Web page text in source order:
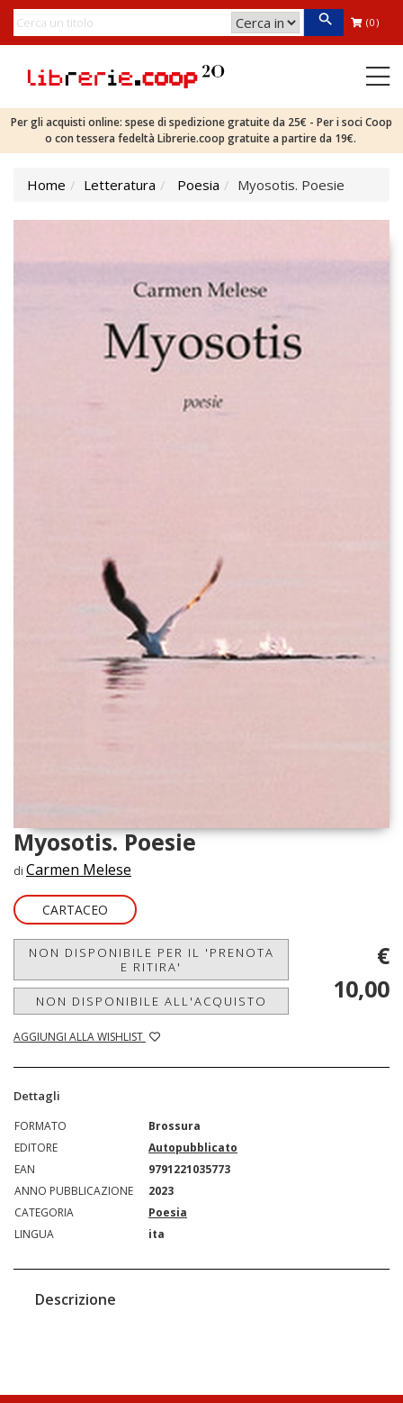
(0)
Per gli acquisti online: spese di spedizione gratuite da 25€ - Per i soci Coop
o con tessera fedeltà Librerie.coop gratuite a partire da 19€.
Home Letteratura Poesia Myosotis. Poesie
Myosotis. Poesie
di Carmen Melese
CARTACEO
NON DISPONIBILE PER IL 'PRENOTA
E RITIRA'
NON DISPONIBILE ALL'ACQUISTO
AGGIUNGI ALLA WISHLIST
€
10,00
Dettagli
FORMATO
Brossura
EDITORE
Autopubblicato
EAN
9791221035773
ANNO PUBBLICAZIONE
2023
CATEGORIA
Poesia
LINGUA
ita
Descrizione